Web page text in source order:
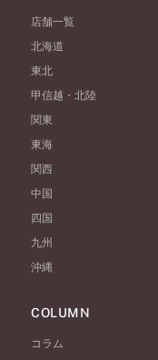
店舗一覧
北海道
東北
甲信越・北陸
関東
東海
関西
中国
四国
九州
沖縄
COLUMN
コラム